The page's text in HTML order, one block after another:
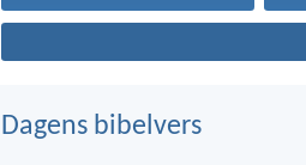
Dagens bibelvers